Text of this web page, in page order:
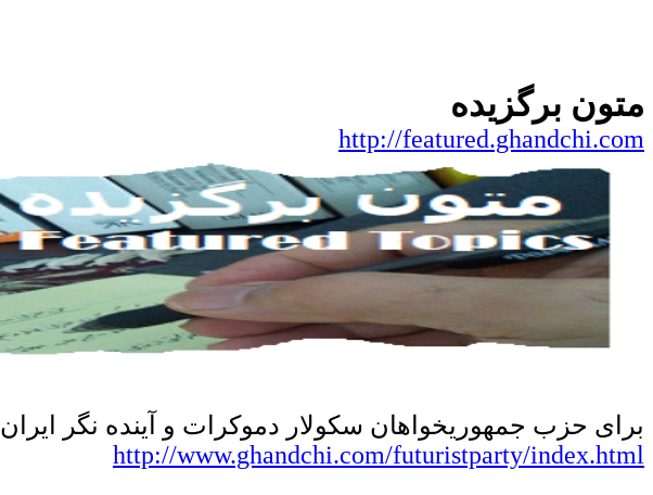
متون برگزیده
http://featured.ghandchi.com
برای حزب جمهوریخواهان سکولار دموکرات و آینده نگر ایران
http://www.ghandchi.com/futuristparty/index.html